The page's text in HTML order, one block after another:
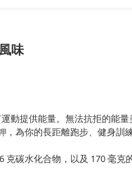
味
動提供能量。無法抗拒的能
為你的長距離跑步、健身訓
碳水化合物，以及 170 毫克